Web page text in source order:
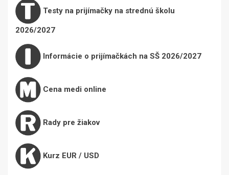
Testy na prijímačky na strednú školu
2026/2027
Informácie o prijímačkách na SŠ 2026/2027
Cena medi online
Rady pre žiakov
Kurz EUR / USD